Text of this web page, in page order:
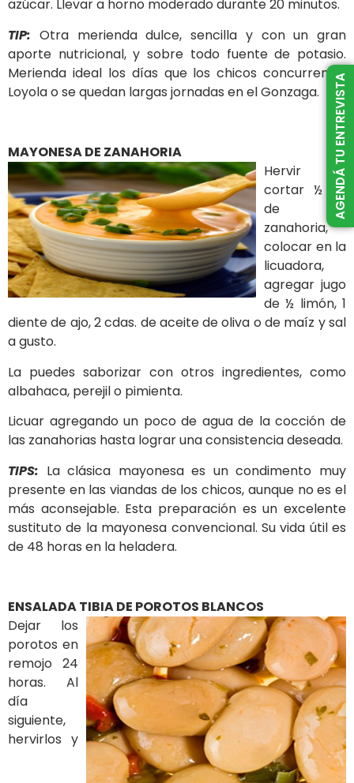
azúcar. Llevar a horno moderado durante 20 minutos.
TIP: Otra merienda dulce, sencilla y con un gran
aporte nutricional, y sobre todo fuente de potasio.
Merienda ideal los días que los chicos concurren al
Loyola o se quedan largas jornadas en el Gonzaga.
MAYONESA DE ZANAHORIA
Hervir y
cortar ½ kg
de
zanahoria,
colocar en la
licuadora,
agregar jugo
de ½ limón, 1
diente de ajo, 2 cdas. de aceite de oliva o de maíz y sal
a gusto.
La puedes saborizar con otros ingredientes, como
albahaca, perejil o pimienta.
Licuar agregando un poco de agua de la cocción de
las zanahorias hasta lograr una consistencia deseada.
TIPS: La clásica mayonesa es un condimento muy
presente en las viandas de los chicos, aunque no es el
más aconsejable. Esta preparación es un excelente
sustituto de la mayonesa convencional. Su vida útil es
de 48 horas en la heladera.
ENSALADA TIBIA DE POROTOS BLANCOS
Dejar los
porotos en
remojo 24
horas. Al
día
siguiente,
hervirlos y
AGENDÁ TU ENTREVISTA